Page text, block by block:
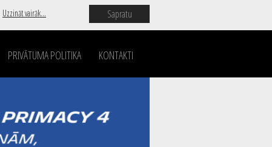
Uzzināt vairāk... Sapratu
PRIVĀTUMA POLITIKA KONTAKTI